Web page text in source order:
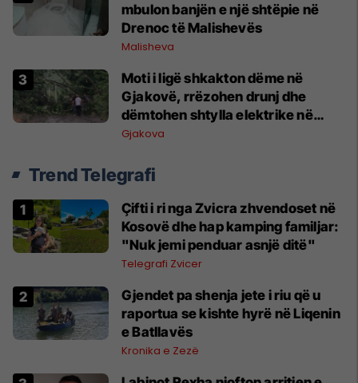
mbulon banjën e një shtëpie në
Drenoc të Malishevës
Malisheva
Moti i ligë shkakton dëme në
Gjakovë, rrëzohen drunj dhe
dëmtohen shtylla elektrike në
Gërgoc e Cërmjan
Gjakova
Trend Telegrafi
Çifti i ri nga Zvicra zhvendoset në
Kosovë dhe hap kamping familjar:
"Nuk jemi penduar asnjë ditë"
Telegrafi Zvicer
Gjendet pa shenja jete i riu që u
raportua se kishte hyrë në Liqenin
e Batllavës
Kronika e Zezë